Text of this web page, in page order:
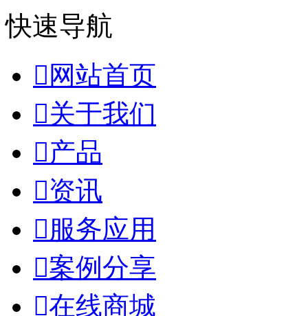
快速导航
 网站首页
关于我们
产品
资讯
服务应用
案例分享
在线商城